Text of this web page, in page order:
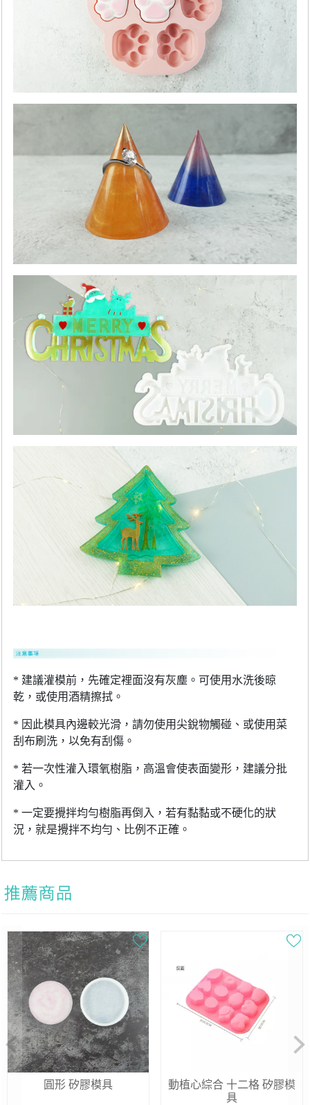
* 建議灌模前，先確定裡面沒有灰塵。可使用水洗後晾
乾，或使用酒精擦拭。
* 因此模具內邊較光滑，請勿使用尖銳物觸碰、或使用菜
刮布刷洗，以免有刮傷。
* 若一次性灌入環氧樹脂，高溫會使表面變形，建議分批
灌入。
* 一定要攪拌均勻樹脂再倒入，若有黏黏或不硬化的狀
況，就是攪拌不均勻、比例不正確。
圓形 矽膠模具
動植心綜合 十二格 矽膠模
具
Previous